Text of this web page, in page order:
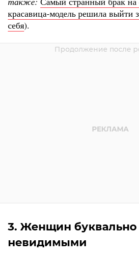
красавица-модель решила выйти
себя).
3. Женщин буквально
невидимыми